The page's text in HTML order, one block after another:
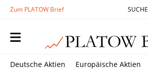
Zum PLATOW Brief SUCHE
Deutsche Aktien Europäische Aktien